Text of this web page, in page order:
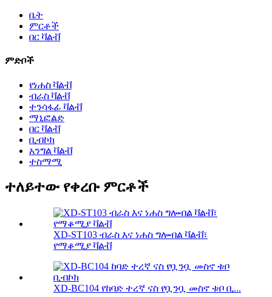
ቤት
ምርቶች
በር ቫልቭ
ምድቦች
የነሐስ ቫልቭ
ብራስ ቫልቭ
ተንሳፋፊ ቫልቭ
ማኒፎልድ
በር ቫልቭ
ቢብኮክ
አንግል ቫልቭ
ተስማሚ
ተለይተው የቀረቡ ምርቶች
XD-ST103 ብራስ እና ነሐስ ግሎብል ቫልቭ፣
የማቆሚያ ቫልቭ
XD-BC104 የከባድ ተረኛ ናስ የቧንቧ መስኖ ቱቦ ቢ...